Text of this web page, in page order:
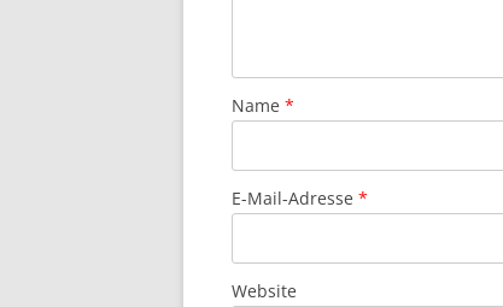
Name *
E-Mail-Adresse *
Website